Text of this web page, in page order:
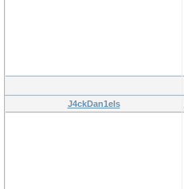
J4ckDan1els